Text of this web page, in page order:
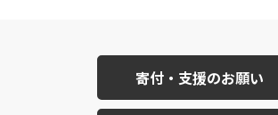
寄付・支援のお願い